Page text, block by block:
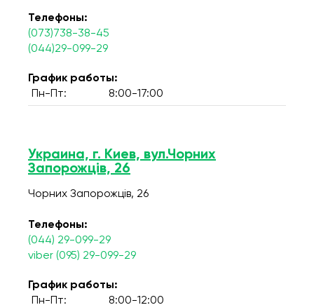
Телефоны:
(073)738-38-45
(044)29-099-29
График работы:
Пн-Пт:
8:00-17:00
Украина, г. Киев, вул.Чорних
Запорожців, 26
Чорних Запорожців, 26
Телефоны:
(044) 29-099-29
viber (095) 29-099-29
График работы:
Пн-Пт:
8:00-12:00